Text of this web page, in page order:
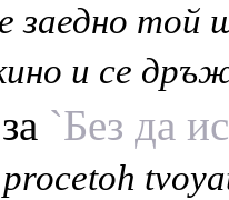
заедно той
и се
за `Без да